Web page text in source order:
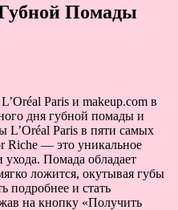
Помады
Paris и makeup.com в
дня губной помады и
L’Oréal Paris в пяти самых
Riche — это уникальное
Помада обладает
ложится, окутывая губы
подробнее и стать
на кнопку «Получить